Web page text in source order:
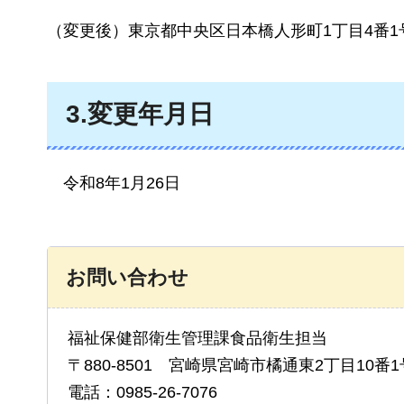
（変更後）東京都中央区日本橋人形町1丁目4番
3.変更年月日
令和8年1月26日
お問い合わせ
福祉保健部衛生管理課食品衛生担当
〒880-8501 宮崎県宮崎市橘通東2丁目10番1
電話：0985-26-7076